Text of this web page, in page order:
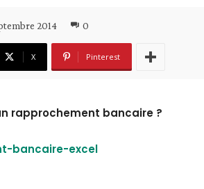
2014 0
X Pinterest
rapprochement bancaire ?